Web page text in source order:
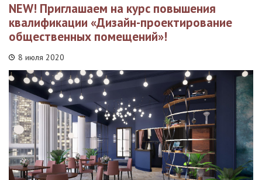
NEW! Приглашаем на курс повышения
квалификации «Дизайн-проектирование
общественных помещений»!
8 июля 2020